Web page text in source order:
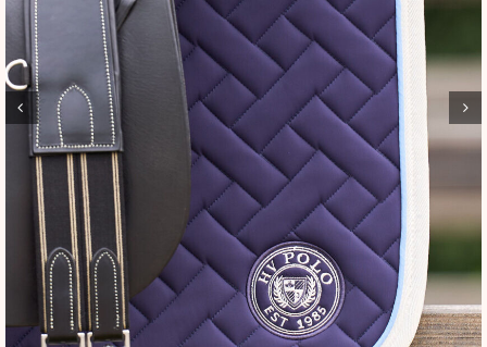
SHOWROOM
WEBSHOP